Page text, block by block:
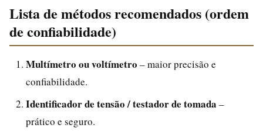
Lista de métodos recomendados (ordem
de confiabilidade)
Multímetro ou voltímetro – maior precisão e
confiabilidade.
Identificador de tensão / testador de tomada –
prático e seguro.